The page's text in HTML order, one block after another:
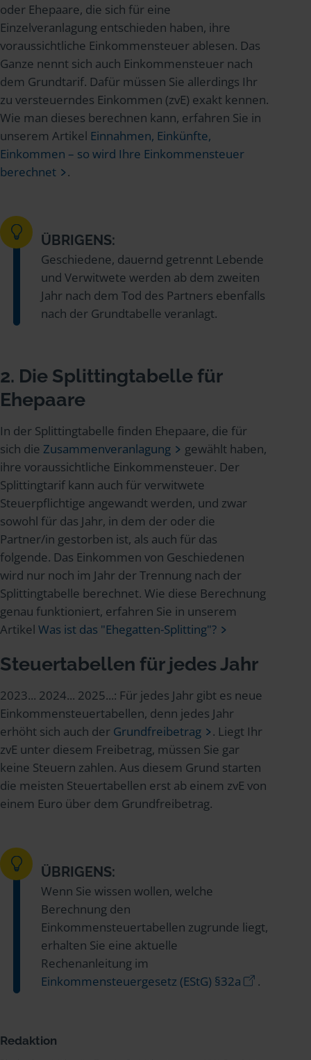
oder Ehepaare, die sich für eine
Einzelveranlagung entschieden haben, ihre
voraussichtliche Einkommensteuer ablesen. Das
Ganze nennt sich auch Einkommensteuer nach
dem Grundtarif. Dafür müssen Sie allerdings Ihr
zu versteuerndes Einkommen (zvE) exakt kennen.
Wie man dieses berechnen kann, erfahren Sie in
unserem Artikel Einnahmen, Einkünfte,
Einkommen – so wird Ihre Einkommensteuer
berechnet
.
ÜBRIGENS:
Geschiedene, dauernd getrennt Lebende
und Verwitwete werden ab dem zweiten
Jahr nach dem Tod des Partners ebenfalls
nach der Grundtabelle veranlagt.
2. Die Splittingtabelle für
Ehepaare
In der Splittingtabelle finden Ehepaare, die für
sich die Zusammenveranlagung
gewählt haben,
ihre voraussichtliche Einkommensteuer. Der
Splittingtarif kann auch für verwitwete
Steuerpflichtige angewandt werden, und zwar
sowohl für das Jahr, in dem der oder die
Partner/in gestorben ist, als auch für das
folgende. Das Einkommen von Geschiedenen
wird nur noch im Jahr der Trennung nach der
Splittingtabelle berechnet. Wie diese Berechnung
genau funktioniert, erfahren Sie in unserem
Artikel Was ist das "Ehegatten-Splitting"?
Steuertabellen für jedes Jahr
2023... 2024... 2025...: Für jedes Jahr gibt es neue
Einkommensteuertabellen, denn jedes Jahr
erhöht sich auch der Grundfreibetrag
. Liegt Ihr
zvE unter diesem Freibetrag, müssen Sie gar
keine Steuern zahlen. Aus diesem Grund starten
die meisten Steuertabellen erst ab einem zvE von
einem Euro über dem Grundfreibetrag.
ÜBRIGENS:
Wenn Sie wissen wollen, welche
Berechnung den
Einkommensteuertabellen zugrunde liegt,
erhalten Sie eine aktuelle
Rechenanleitung im
Einkommensteuergesetz (EStG) §32a
.
Redaktion